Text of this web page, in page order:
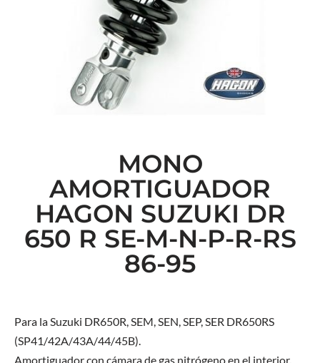
MONO
AMORTIGUADOR
HAGON SUZUKI DR
650 R SE-M-N-P-R-RS
86-95
Para la Suzuki DR650R, SEM, SEN, SEP, SER DR650RS
(SP41/42A/43A/44/45B).
Amortiguador con cámara de gas nitrógeno en el interior.